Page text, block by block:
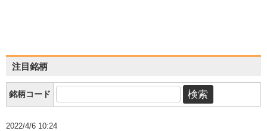
注目銘柄
銘柄コード
2022/4/6 10:24